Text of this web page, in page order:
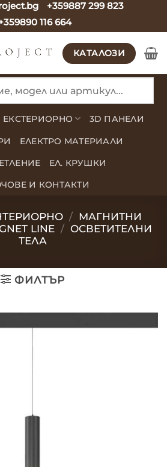
+359887 299 823
116 664
КАТАЛОЗИ
ЕКСТЕРИОРНО 3D ПАНЕЛИ
ЕЛЕКТРО МАТЕРИАЛИ
ЕЛ. КРУШКИ
И КОНТАКТИ
/ МАГНИТНИ
LINE / ОСВЕТИТЕЛНИ
ТЕЛА
ФИЛТЪР